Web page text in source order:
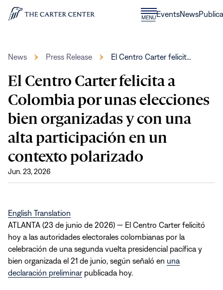
Skip to content
Home
MENUCLOSE
MENU
EventsNews
News Press Release El Centro Carter felicit…
El Centro Carter felicita a
Colombia por unas elecciones
bien organizadas y con una
alta participación en un
contexto polarizado
Jun. 23, 2026
English Translation
in
new
window)
ATLANTA (23 de junio de 2026) — El Centro Carter felicitó
hoy a las autoridades electorales colombianas por la
celebración de una segunda vuelta presidencial pacífica y
bien organizada el 21 de junio, según señaló en una
declaración preliminarpublicada hoy.